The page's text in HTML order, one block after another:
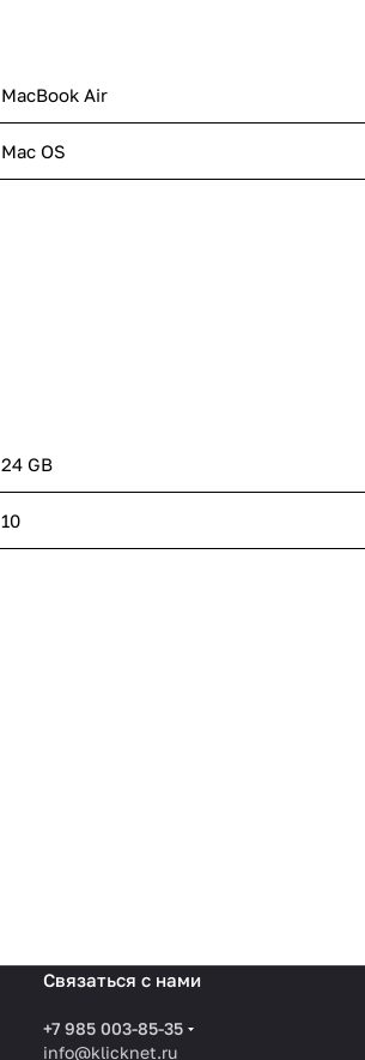
MacBook Air
Mac OS
24 GB
10
Связаться с нами
+7 985 003-85-35
info@klicknet.ru